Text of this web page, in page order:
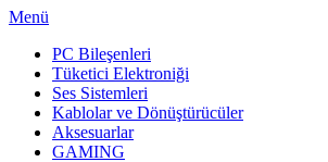
Menü
PC Bileşenleri
Tüketici Elektroniği
Ses Sistemleri
Kablolar ve Dönüştürücüler
Aksesuarlar
GAMING